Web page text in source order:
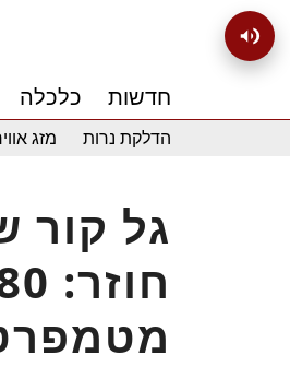
חדשות כלכלה
הדלקת נרות מזג